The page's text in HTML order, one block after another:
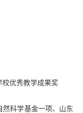
校优秀教学成果奖
然科学基金一项、山东